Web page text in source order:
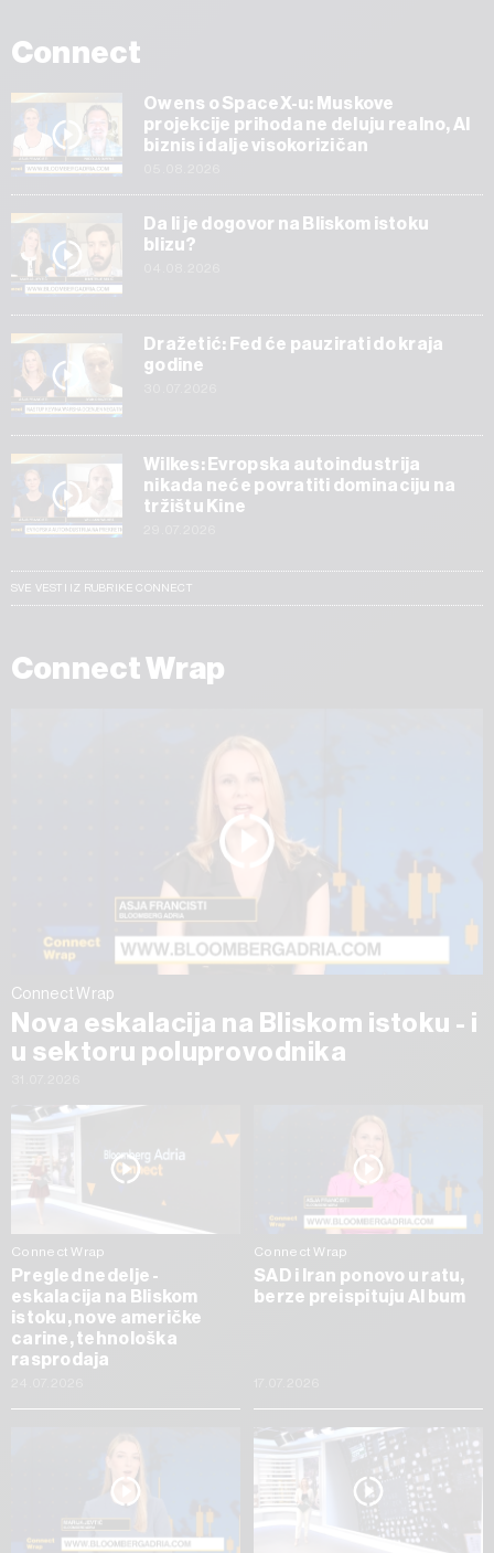
Connect
Owens o SpaceX-u: Muskove
projekcije prihoda ne deluju realno, AI
biznis i dalje visokorizičan
Da li je dogovor na Bliskom istoku
blizu?
Dražetić: Fed će pauzirati do kraja
godine
Wilkes: Evropska autoindustrija
nikada neće povratiti dominaciju na
tržištu Kine
SVE VESTI IZ RUBRIKE CONNECT
Connect Wrap
Connect Wrap
Nova eskalacija na Bliskom istoku - i
u sektoru poluprovodnika
Connect Wrap
Pregled nedelje -
eskalacija na Bliskom
istoku, nove američke
carine, tehnološka
rasprodaja
Connect Wrap
SAD i Iran ponovo u ratu,
berze preispituju AI bum